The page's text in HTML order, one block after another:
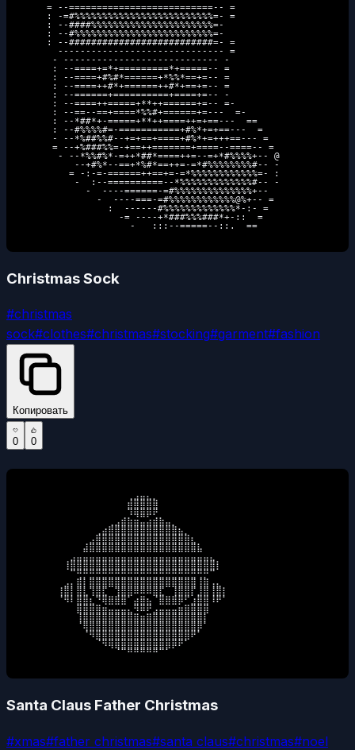
     = --==========================-- =
     : -=#%%%%%%%%%%%%%%%%%%%%%%%%%=- =
     : --####%%%%%%%%%%%%%%%%%%%%%%=-
     : --#%%%%%%%%%%%%%%%%%%%%%%%%%=-
     : --##########################=- =
       ------------------------------ =
      - ---------------------------- -
      : --====+=*+=========*+=====-- =
      : --====+#%#*======+*%%*==+=-- =
      : --====++#*+======++#*+==+=-- =
      : --======+==========+====+=-- -
      : --====++=====+**++======+=-- =-
      : --==--==+====*%%#+======+=---  =-
      : --*##*+-=====+**++====++=+==---  ==
      : --#%%%%#=-===========+#%*+=+==---  =
      - --*%##%%#--+=+==+====+#%*+=+++==--- =
      = --+%###%%=-+==++=======+====--====-- =
       - --*%%#%*-=++*##*====++=--=+*#%%%%+-- @
          --+#%*--==+*%#*==++=-=*#%%%%%%%%#-- -
         = -:-=-======++==+=-=*%%%%%%%%%%%%=- :
          -  :--==========--*%%%%%%%%%%%%%#-- -
            -  ----======-=#%%%%%%%%%%%%%%+--
              -  ----===-=#%%%%%%%%%%%%@%+-- =
                :  ------#%%%%%%%%%%%%%*-:- =
                  -= ----+*###%%%###*+-::  =
                    -   :::--=====--::.  ==
Christmas Sock
#christmas
sock#clothes#christmas#stocking#garment#fashion
Копировать
0 0
⠀⠀⠀⠀⠀⠀⠀⠀⠀⠀⠀⠀⠀⠀⠀⠀⠀⢀⣠⣤⣄⡀⠀⠀⠀⠀⠀⠀⠀⠀⠀⠀⠀⠀⠀⠀⠀⠀⠀
⠀⠀⠀⠀⠀⠀⠀⠀⠀⠀⠀⠀⠀⠀⠀⠀⠀⣾⣿⣿⣿⣿⠀⠀⠀⠀⠀⠀⠀⠀⠀⠀⠀⠀⠀⠀⠀⠀⠀
⠀⠀⠀⠀⠀⠀⠀⠀⠀⠀⠀⠀⠀⠀⠀⠀⠀⠹⢿⣿⡿⠟⠀⠀⠀⠀⠀⠀⠀⠀⠀⠀⠀⠀⠀⠀⠀⠀⠀
⠀⠀⠀⠀⠀⠀⠀⠀⠀⠀⠀⠀⠀⠀⢀⣠⣾⣷⣶⣤⣴⣾⣷⣤⡀⠀⠀⠀⠀⠀⠀⠀⠀⠀⠀⠀⠀⠀⠀
⠀⠀⠀⠀⠀⠀⠀⠀⠀⠀⠀⠀⢀⣴⣿⣿⣿⣿⣿⣿⣿⣿⣿⣿⣿⣦⡀⠀⠀⠀⠀⠀⠀⠀⠀⠀⠀⠀⠀
⠀⠀⠀⠀⠀⠀⠀⠀⠀⠀⠀⣠⣿⣿⣿⣿⣿⣿⣿⣿⣿⣿⣿⣿⣿⣿⣿⣆⠀⠀⠀⠀⠀⠀⠀⠀⠀⠀⠀
⠀⠀⠀⠀⠀⠀⠀⠀⠀⠀⣼⣿⣿⣿⣿⣿⣿⣿⣿⣿⣿⣿⣿⣿⣿⣿⣿⣿⣧⠀⠀⠀⠀⠀⠀⠀⠀⠀⠀
⠀⠀⠀⠀⠀⠀⠀⠀⣠⣤⣤⣤⣤⣤⣤⣤⣤⣤⣤⣤⣤⣤⣤⣤⣤⣤⣤⣤⣤⣤⣄⠀⠀⠀⠀⠀⠀⠀⠀
⠀⠀⠀⠀⠀⠀⠀⢸⣿⣿⣿⣿⣿⣿⣿⣿⣿⣿⣿⣿⣿⣿⣿⣿⣿⣿⣿⣿⣿⣿⣿⡇⠀⠀⠀⠀⠀⠀⠀
⠀⠀⠀⠀⠀⠀⠀⠀⠉⢛⡛⣛⣛⣛⣛⣛⣛⣛⣛⣛⣛⣛⣛⣛⣛⣛⣛⣛⢛⡛⠉⠀⠀⠀⠀⠀⠀⠀⠀
⠀⠀⠀⠀⠀⠀⠀⣠⡄⣿⡇⣿⣿⣿⣿⣿⣿⣿⣿⣿⣿⣿⣿⣿⣿⣿⣿⣿⢸⣿⢠⣄⠀⠀⠀⠀⠀⠀⠀
⠀⠀⠀⠀⠀⠀⢸⣿⡇⣿⣇⢹⣿⣏⠀⢹⣿⣿⠿⠿⠿⣿⣏⠀⢸⣿⣿⡏⣸⣿⢸⣿⡇⠀⠀⠀⠀⠀⠀
⠀⠀⠀⠀⠀⠀⠈⠻⠇⣿⣿⣆⠙⢿⣿⣿⣿⠁⣴⣿⣦⠈⣿⣿⣿⡿⠋⣰⣿⣿⠸⠟⠁⠀⠀⠀⠀⠀⠀
⠀⠀⠀⠀⠀⠀⠀⠀⠀⣿⣿⣿⣿⣶⣤⣤⣤⣄⠻⠿⠟⣠⣤⣤⣤⣶⣿⣿⣿⣿⠀⠀⠀⠀⠀⠀⠀⠀⠀
⠀⠀⠀⠀⠀⠀⠀⠀⠀⢸⣿⣿⣿⣿⣿⣿⣿⣿⣿⣶⣿⣿⣿⣿⣿⣿⣿⣿⣿⡇⠀⠀⠀⠀⠀⠀⠀⠀⠀
⠀⠀⠀⠀⠀⠀⠀⠀⠀⠈⢿⣿⣿⣿⣿⣿⣿⣿⣿⣿⣿⣿⣿⣿⣿⣿⣿⣿⡿⠁⠀⠀⠀⠀⠀⠀⠀⠀⠀
⠀⠀⠀⠀⠀⠀⠀⠀⠀⠀⠈⠻⣿⣿⣿⣿⣿⣿⣿⣿⣿⣿⣿⣿⣿⣿⣿⠟⠁⠀⠀⠀⠀⠀⠀⠀⠀⠀⠀
⠀⠀⠀⠀⠀⠀⠀⠀⠀⠀⠀⠀⠈⠻⢿⣿⣿⣿⣿⣿⣿⣿⣿⣿⡿⠟⠁⠀⠀⠀⠀⠀⠀⠀⠀⠀⠀⠀⠀
⠀⠀⠀⠀⠀⠀⠀⠀⠀⠀⠀⠀⠀⠀⠀⠈⠉⠛⠛⠛⠛⠛⠉⠁⠀⠀⠀⠀⠀⠀⠀⠀⠀⠀⠀⠀⠀⠀⠀
Santa Claus Father Christmas
#xmas#father christmas#santa claus#christmas#noel